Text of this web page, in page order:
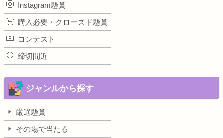
Instagram懸賞
購入必要・クローズド懸賞
コンテスト
締切間近
ジャンルから探す
厳選懸賞
その場で当たる